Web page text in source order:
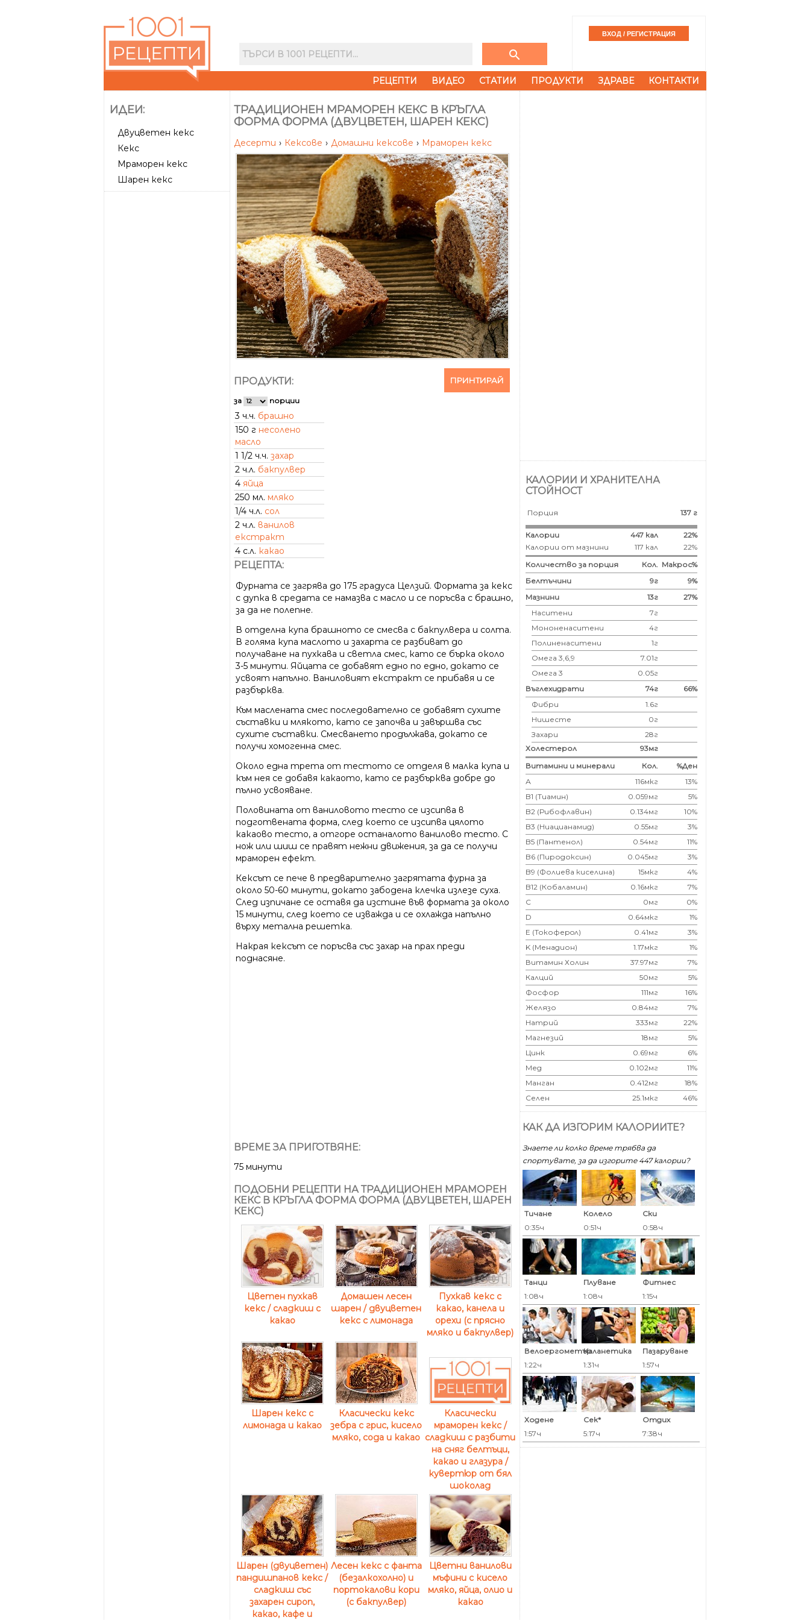
search
РЕЦЕПТИ ВИДЕО СТАТИИ ПРОДУКТИ ЗДРАВЕ КОНТАКТИ
ИДЕИ:
Двуцветен кекс
Кекс
Мраморен кекс
Шарен кекс
ТРАДИЦИОНЕН МРАМОРЕН КЕКС В КРЪГЛА
ФОРМА ФОРМА (ДВУЦВЕТЕН, ШАРЕН КЕКС)
Десерти › Кексове › Домашни кексове › Мраморен кекс
ПРИНТИРАЙ
ПРОДУКТИ:
за порции
3 ч.ч. брашно
150 г несолено
масло
1 1/2 ч.ч. захар
2 ч.л. бакпулвер
4 яйца
250 мл. мляко
1/4 ч.л. сол
2 ч.л. ванилов
екстракт
4 с.л. какао
РЕЦЕПТА:
Фурната се загрява до 175 градуса Целзий. Формата за кекс
с дупка в средата се намазва с масло и се поръсва с брашно,
за да не полепне.
В отделна купа брашното се смесва с бакпулвера и солта.
В голяма купа маслото и захарта се разбиват до
получаване на пухкава и светла смес, като се бърка около
3-5 минути. Яйцата се добавят едно по едно, докато се
усвоят напълно. Ваниловият екстракт се прибавя и се
разбърква.
Към маслената смес последователно се добавят сухите
съставки и млякото, като се започва и завършва със
сухите съставки. Смесването продължава, докато се
получи хомогенна смес.
Около една трета от тестото се отделя в малка купа и
към нея се добавя какаото, като се разбърква добре до
пълно усвояване.
Половината от ваниловото тесто се изсипва в
подготвената форма, след което се изсипва цялото
какаово тесто, а отгоре останалото ванилово тесто. С
нож или шиш се правят нежни движения, за да се получи
мраморен ефект.
Кексът се пече в предварително загрятата фурна за
около 50-60 минути, докато забодена клечка излезе суха.
След изпичане се оставя да изстине във формата за около
15 минути, след което се изважда и се охлажда напълно
върху метална решетка.
Накрая кексът се поръсва със захар на прах преди
поднасяне.
ВРЕМЕ ЗА ПРИГОТВЯНЕ:
75 минути
ПОДОБНИ РЕЦЕПТИ НА ТРАДИЦИОНЕН МРАМОРЕН
КЕКС В КРЪГЛА ФОРМА ФОРМА (ДВУЦВЕТЕН, ШАРЕН
КЕКС)
Цветен пухкав
кекс / сладкиш с
какао
Домашен лесен
шарен / двуцветен
кекс с лимонада
Пухкав кекс с
какао, канела и
орехи (с прясно
мляко и бакпулвер)
Шарен кекс с
лимонада и какао
Класически кекс
зебра с грис, кисело
мляко, сода и какао
Класически
мраморен кекс /
сладкиш с разбити
на сняг белтъци,
какао и глазура /
кувертюр от бял
шоколад
Шарен (двуцветен)
пандишпанов кекс /
сладкиш със
захарен сироп,
какао, кафе и
Лесен кекс с фанта
(безалкохолно) и
портокалови кори
(с бакпулвер)
Цветни ванилови
мъфини с кисело
мляко, яйца, олио и
какао
КАЛОРИИ И ХРАНИТЕЛНА
СТОЙНОСТ
Порция 137 г
Калории 447 кал
22%
Калории от мазнини
117 кал
22%
Количество за порция
Кол. Макрос%
Белтъчини
9г
9%
Мазнини
13г
27%
Наситени
7г
Мононенаситени
4г
Полиненаситени
1г
Омега 3,6,9
7.01г
Омега 3
0.05г
Въглехидрати
74г
66%
Фибри
1.6г
Нишесте
0г
Захари
28г
Холестерол
93мг
Витамини и минерали
Кол.
%Ден
А
116мкг
13%
B1 (Тиамин)
0.059мг
5%
B2 (Рибофлавин)
0.134мг
10%
B3 (Ниацианамид)
0.55мг
3%
B5 (Пантенол)
0.54мг
11%
B6 (Пиродоксин)
0.045мг
3%
B9 (Фолиева киселина)
15мкг
4%
B12 (Кобаламин)
0.16мкг
7%
C
0мг
0%
D
0.64мкг
1%
E (Токоферoл)
0.41мг
3%
K (Менадион)
1.17мкг
1%
Витамин Холин
37.97мг
7%
Калций
50мг
5%
Фосфор
111мг
16%
Желязо
0.84мг
7%
Натрий
333мг
22%
Магнезий
18мг
5%
Цинк
0.69мг
6%
Мед
0.102мг
11%
Манган
0.412мг
18%
Селен
25.1мкг 46%
КАК ДА ИЗГОРИМ КАЛОРИИТЕ?
Знаете ли колко време трябва да
спортувате, за да изгорите 447 калoрии?
Тичане
0:35ч
Колело
0:51ч
Ски
0:58ч
Танци
1:08ч
Плуване
1:08ч
Фитнес
1:15ч
Велоергометър
1:22ч
Каланетика
1:31ч
Пазаруване
1:57ч
Ходене
1:57ч
Сек*
5:17ч
Отдих
7:38ч